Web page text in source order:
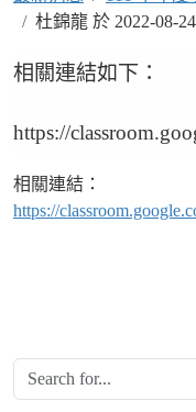
杜錦龍 於 2022-08-
相關連結如下：
https://
相關連結：
https://